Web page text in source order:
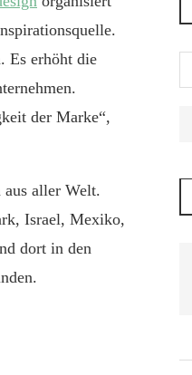
Es erhöht die
der Marke“,
aller Welt.
Israel, Mexiko,
dort in den